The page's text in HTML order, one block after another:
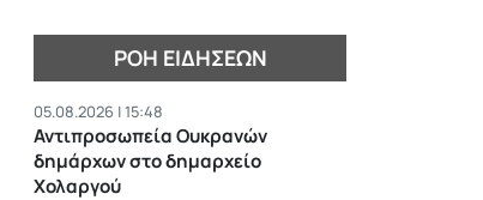
ΡΟΉ ΕΙΔΉΣΕΩΝ
05.08.2026 | 15:48
Αντιπροσωπεία Ουκρανών
δημάρχων στο δημαρχείο
Χολαργού